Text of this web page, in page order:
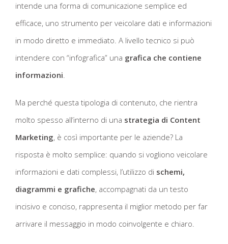
intende una forma di comunicazione semplice ed
efficace, uno strumento per veicolare dati e informazioni
in modo diretto e immediato. A livello tecnico si può
intendere con “infografica” una grafica che contiene
informazioni
Ma perché questa tipologia di contenuto, che rientra
molto spesso all’interno di una strategia di Content
Marketing, è così importante per le aziende? La
risposta è molto semplice: quando si vogliono veicolare
informazioni e dati complessi, l’utilizzo di schemi,
diagrammi e grafiche, accompagnati da un testo
incisivo e conciso, rappresenta il miglior metodo per far
arrivare il messaggio in modo coinvolgente e chiaro.